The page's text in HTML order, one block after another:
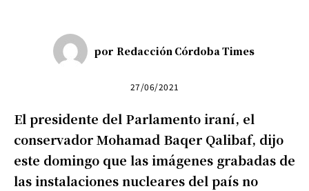
por Redacción Córdoba Times
27/06/2021
El presidente del Parlamento iraní, el
conservador Mohamad Baqer Qalibaf, dijo
este domingo que las imágenes grabadas de
las instalaciones nucleares del país no